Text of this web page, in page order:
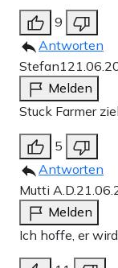
9
Antworten
Stefan1
Melden
Stuck Farmer
5
Antworten
Mutti A.D.
Melden
Ich hoffe, er